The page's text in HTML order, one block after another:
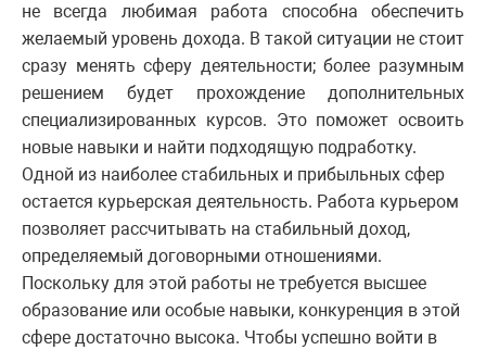
не всегда любимая работа способна обеспечить
желаемый уровень дохода. В такой ситуации не стоит
сразу менять сферу деятельности; более разумным
решением будет прохождение дополнительных
специализированных курсов. Это поможет освоить
новые навыки и найти подходящую подработку.
Одной из наиболее стабильных и прибыльных сфер
остается курьерская деятельность. Работа курьером
позволяет рассчитывать на стабильный доход,
определяемый договорными отношениями.
Поскольку для этой работы не требуется высшее
образование или особые навыки, конкуренция в этой
сфере достаточно высока. Чтобы успешно войти в